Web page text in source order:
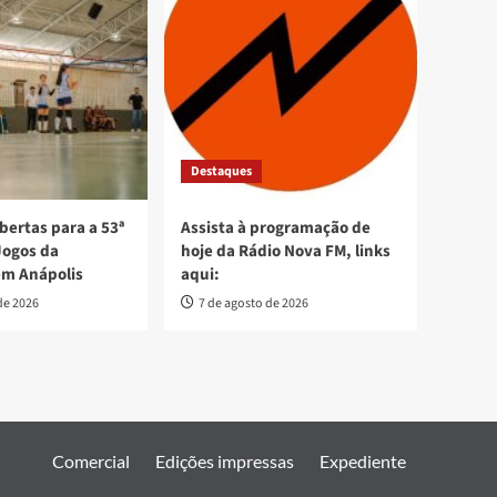
para a 53ª
da
Anápolis
2026
Destaques
Assista à programação de
hoje da Rádio Nova FM, links
aqui:
7 de agosto de 2026
Comercial Edições impressas Expediente